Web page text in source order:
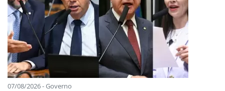
07/08/2026 - Governo